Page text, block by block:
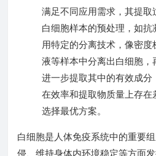
满足不同应用需求，其提取
白细胞样本的预处理，如抗
用特定的分离技术，像密度
液等样本中分离出白细胞，
进一步提取其中的有效成分
在效率和提取物质量上存在
选择最优方案。
白细胞是人体免疫系统中的重要
侵、维持身体内环境稳定等方面